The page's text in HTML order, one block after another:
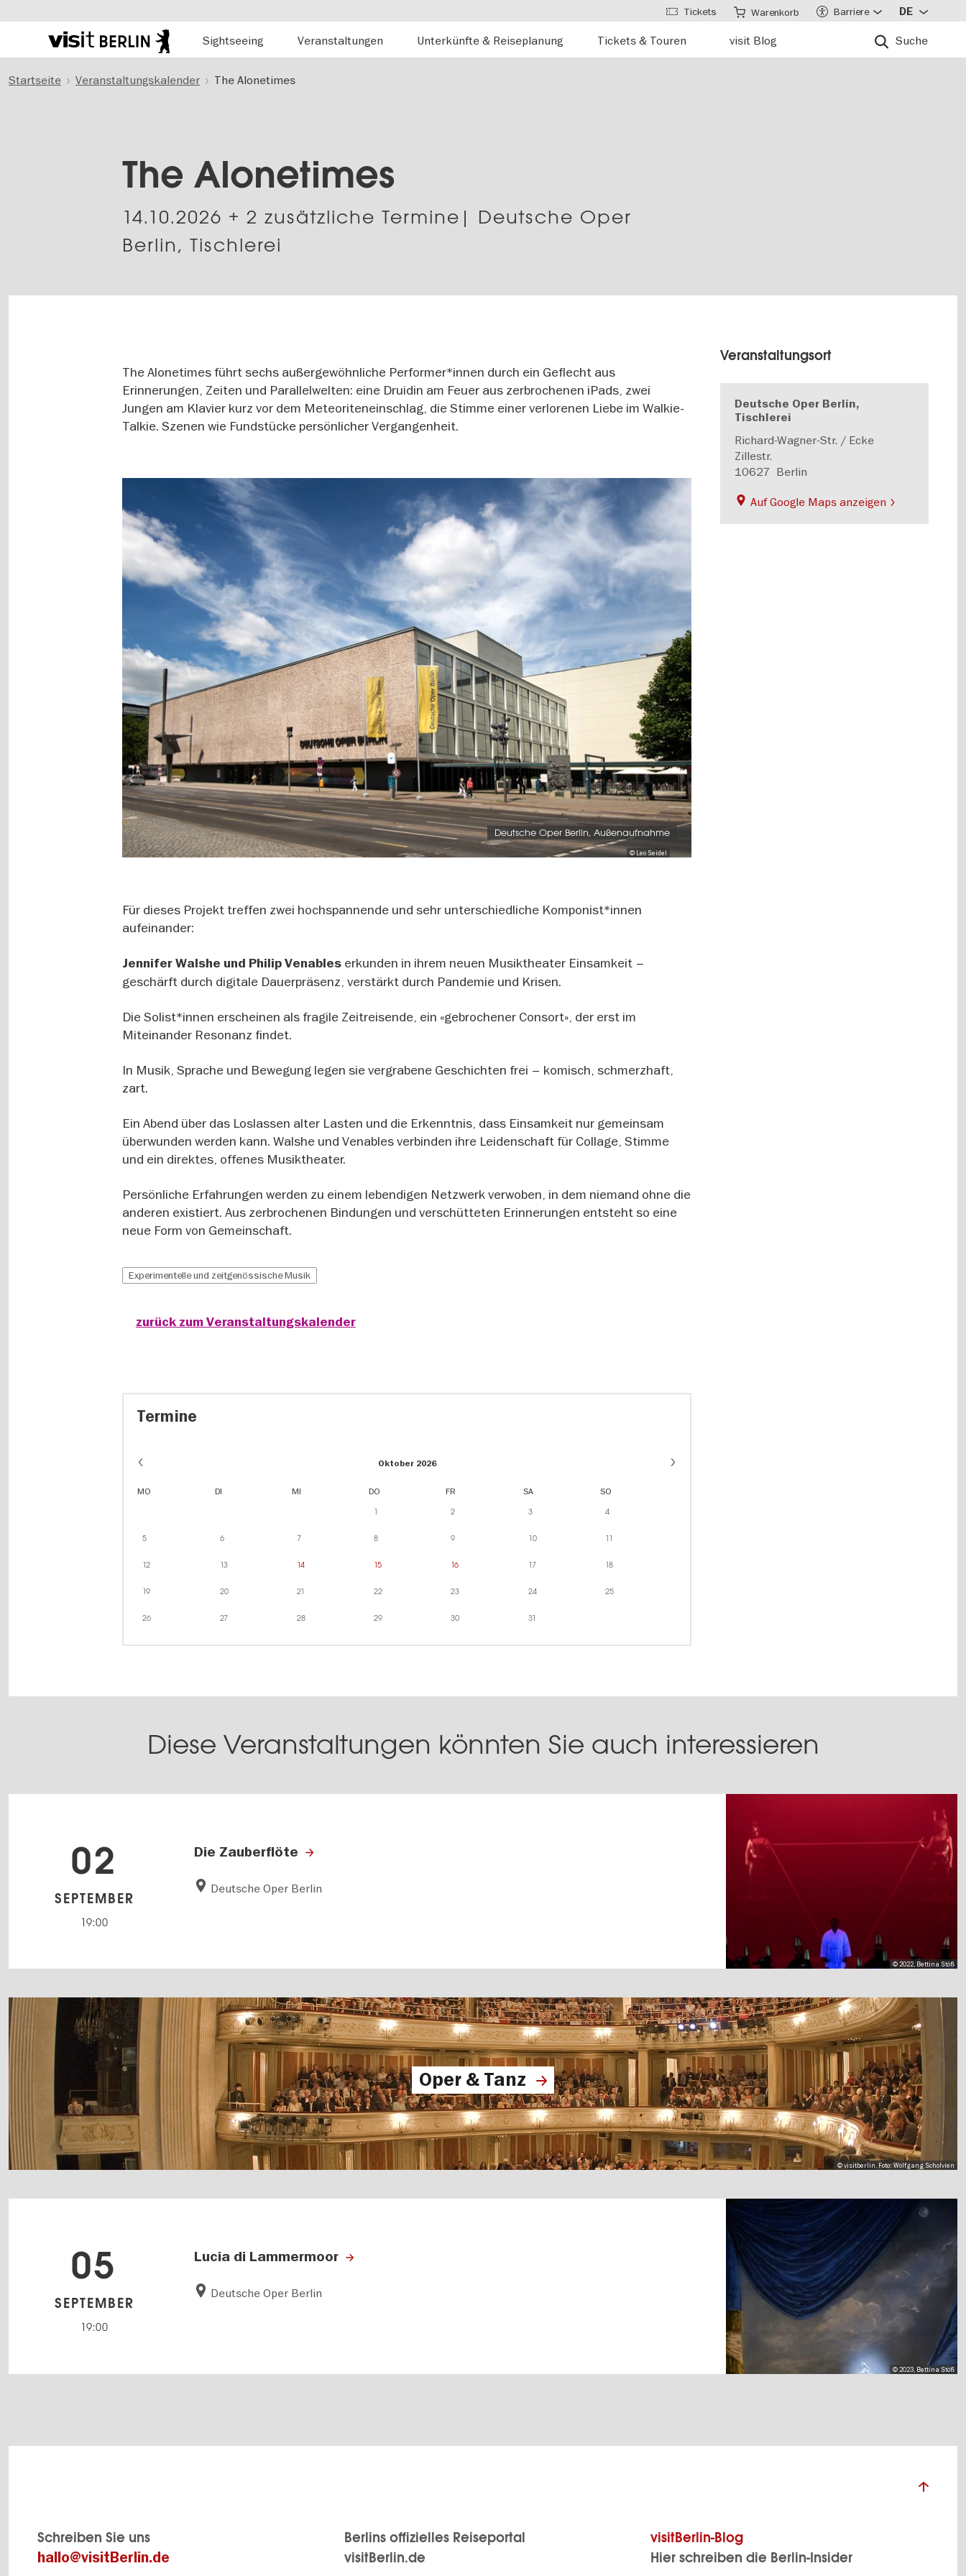
zum
Berlins
Tourismusportal
Sightseeing
Veranstaltungen Unterkünfte & Reiseplanung Tickets & Touren visit Blog Suche
Tickets Warenkorb Barriere DE
Startseite Veranstaltungskalender The Alonetimes
The Alonetimes
14.10.2026 + 2 zusätzliche Termine| Deutsche Oper
Berlin, Tischlerei
The Alonetimes führt sechs außergewöhnliche Performer*innen durch ein Geflecht aus
Erinnerungen, Zeiten und Parallelwelten: eine Druidin am Feuer aus zerbrochenen iPads, zwei
Jungen am Klavier kurz vor dem Meteoriteneinschlag, die Stimme einer verlorenen Liebe im Walkie-
Talkie. Szenen wie Fundstücke persönlicher Vergangenheit.
gallery
© Leo Seidel
Deutsche Oper Berlin, Außenaufnahme
Veranstaltungsort
Deutsche Oper Berlin,
Tischlerei
Richard-Wagner-Str. / Ecke
Zillestr.
10627 Berlin
Auf Google Maps anzeigen
Für dieses Projekt treffen zwei hochspannende und sehr unterschiedliche Komponist*innen
aufeinander:
Jennifer Walshe und Philip Venables erkunden in ihrem neuen Musiktheater Einsamkeit –
geschärft durch digitale Dauerpräsenz, verstärkt durch Pandemie und Krisen.
Die Solist*innen erscheinen als fragile Zeitreisende, ein «gebrochener Consort», der erst im
Miteinander Resonanz findet.
In Musik, Sprache und Bewegung legen sie vergrabene Geschichten frei – komisch, schmerzhaft,
zart.
Ein Abend über das Loslassen alter Lasten und die Erkenntnis, dass Einsamkeit nur gemeinsam
überwunden werden kann. Walshe und Venables verbinden ihre Leidenschaft für Collage, Stimme
und ein direktes, offenes Musiktheater.
Persönliche Erfahrungen werden zu einem lebendigen Netzwerk verwoben, in dem niemand ohne die
anderen existiert. Aus zerbrochenen Bindungen und verschütteten Erinnerungen entsteht so eine
neue Form von Gemeinschaft.
Experimentelle und zeitgenössische Musik
zurück zum Veranstaltungskalender
Termine
Oktober 2026
MO DI MI DO FR SA SO
1 2 3 4
5 6 7 8 9 10 11
12 13 14 15 16 17 18
19 20 21 22 23 24 25
26 27 28 29 30 31
Diese Veranstaltungen könnten Sie auch interessieren
Die Zauberflöte
Deutsche Oper Berlin
02
SEPTEMBER
19:00
© 2022, Bettina Stöß
Oper & Tanz
© visitberlin, Foto: Wolfgang Scholvien
Lucia di Lammermoor
Deutsche Oper Berlin
05
SEPTEMBER
19:00
© 2023, Bettina Stöß
Schreiben Sie uns
hallo@visitBerlin.de
Berlins offizielles Reiseportal
visitBerlin.de
visitBerlin-Blog
Hier schreiben die Berlin-Insider